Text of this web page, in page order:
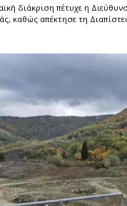
διάκριση πέτυχε η
καθώς απέκτησε τη